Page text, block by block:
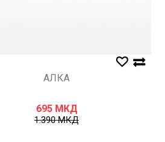
АЛКА
695 МКД
1.390МКД